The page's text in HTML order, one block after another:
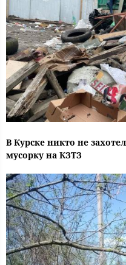
В Курске никто не
мусорку на КЗТЗ